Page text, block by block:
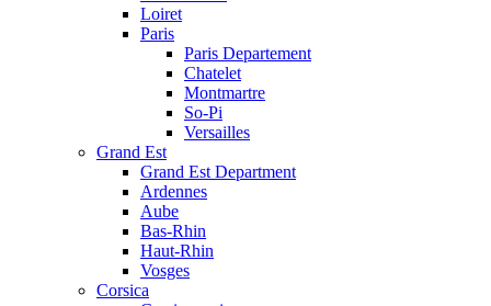
Loiret
Paris
Paris Departement
Chatelet
Montmartre
So-Pi
Versailles
Grand Est
Grand Est Department
Ardennes
Aube
Bas-Rhin
Haut-Rhin
Vosges
Corsica